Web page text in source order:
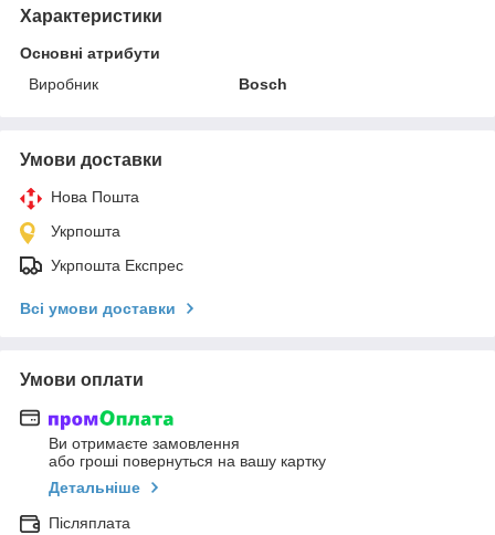
Характеристики
Основні атрибути
Виробник
Bosch
Умови доставки
Нова Пошта
Укрпошта
Укрпошта Експрес
Всі умови доставки
Умови оплати
Ви отримаєте замовлення
або гроші повернуться на вашу картку
Детальніше
Післяплата